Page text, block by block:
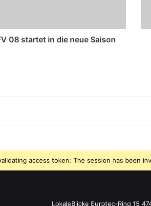
08 startet in die neue Saison
access token: The session has been
LokaleBlicke Eurotec-Ring 15